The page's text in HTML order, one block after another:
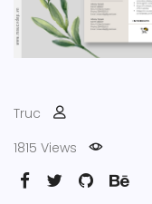
Truc
1815 Views